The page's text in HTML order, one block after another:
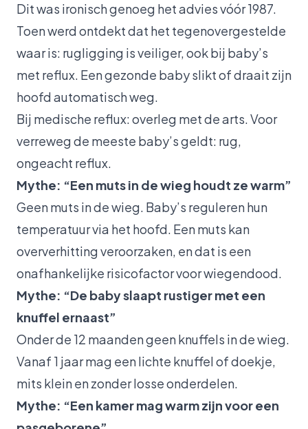
Dit was ironisch genoeg het advies vóór 1987.
Toen werd ontdekt dat het tegenovergestelde
waar is: rugligging is veiliger, ook bij baby’s
met reflux. Een gezonde baby slikt of draait zijn
hoofd automatisch weg.
Bij medische reflux: overleg met de arts. Voor
verreweg de meeste baby’s geldt: rug,
ongeacht reflux.
Mythe: “Een muts in de wieg houdt ze warm”
Geen muts in de wieg. Baby’s reguleren hun
temperatuur via het hoofd. Een muts kan
oververhitting veroorzaken, en dat is een
onafhankelijke risicofactor voor wiegendood.
Mythe: “De baby slaapt rustiger met een
knuffel ernaast”
Onder de 12 maanden geen knuffels in de wieg.
Vanaf 1 jaar mag een lichte knuffel of doekje,
mits klein en zonder losse onderdelen.
Mythe: “Een kamer mag warm zijn voor een